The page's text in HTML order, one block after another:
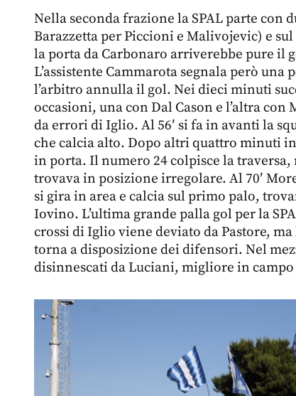
Nella seconda frazione la SPAL parte con
Barazzetta per Piccioni e Malivojevic) e
la porta da Carbonaro arriverebbe pure il
L’assistente Cammarota segnala però
l’arbitro annulla il gol. Nei dieci minuti
occasioni, una con Dal Cason e l’altra
da errori di Iglio. Al 56′ si fa in avanti la
che calcia alto. Dopo altri quattro minuti
in porta. Il numero 24 colpisce la traversa,
trovava in posizione irregolare. Al 70′
si gira in area e calcia sul primo palo,
Iovino. L’ultima grande palla gol per la
crossi di Iglio viene deviato da Pastore,
torna a disposizione dei difensori. Nel
disinnescati da Luciani, migliore in